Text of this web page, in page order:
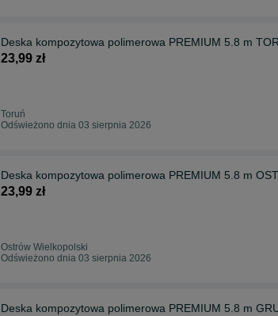
Deska kompozytowa polimerowa PREMIUM 5.8 m
23,99 zł
Toruń
Odświeżono dnia 03 sierpnia 2026
Deska kompozytowa polimerowa PREMIUM 5.8 m
23,99 zł
Ostrów Wielkopolski
Odświeżono dnia 03 sierpnia 2026
Deska kompozytowa polimerowa PREMIUM 5.8 m